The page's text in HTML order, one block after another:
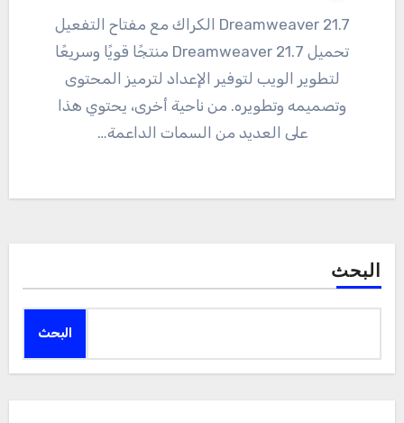
21.7 Dreamweaver الكراك مع مفتاح التفعيل
تحميل 21.7 Dreamweaver منتجًا قويًا وسريعًا
لتطوير الويب لتوفير الإعداد لترميز المحتوى
وتصميمه وتطويره. من ناحية أخرى، يحتوي هذا
على العديد من السمات الداعمة…
البحث
البحث